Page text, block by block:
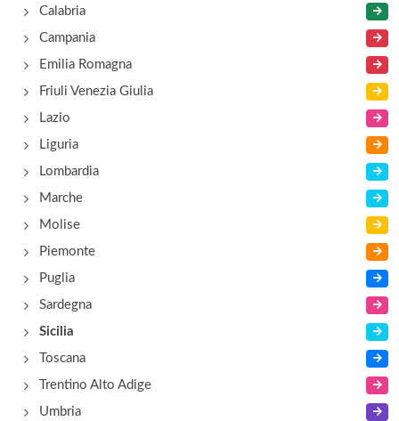
Alexander
via Nixa , Giardini Naxos
Antea
Calabria
Campania
Emilia Romagna
Friuli Venezia Giulia
Lazio
Liguria
Lombardia
Marche
Molise
Piemonte
Puglia
Sardegna
Sicilia
Toscana
Trentino Alto Adige
Umbria